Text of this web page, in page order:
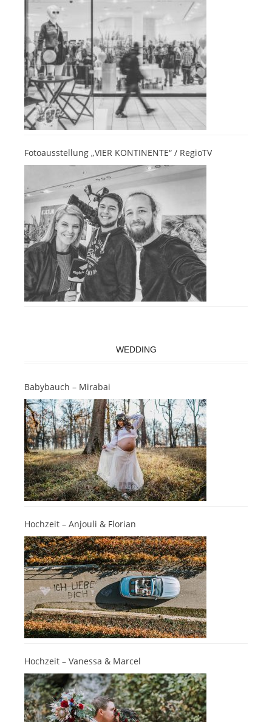
Fotoausstellung „VIER KONTINENTE“ / RegioTV
WEDDING
Babybauch – Mirabai
Hochzeit – Anjouli & Florian
Hochzeit – Vanessa & Marcel